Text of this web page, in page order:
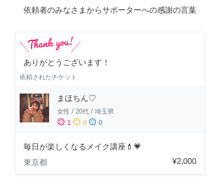
依頼者のみなさまからサポーターへの感謝の言葉
ありがとうございます！
依頼されたチケット
まほちん♡
女性 / 20代 / 埼玉県
sentiment_satisfied 1 sentiment_neutral 0 sentiment_dissatisfied 0
毎日が楽しくなるメイク講座💄💗
東京都
¥2,000